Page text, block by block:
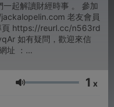
讀財經時事 。 參加
老友會員
如有疑問，歡迎來信
址 ：
Volume 1 x